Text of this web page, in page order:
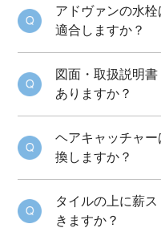
アドヴァンの水
適合しますか？
図面・取扱説明
ありますか？
ヘアキャッチャ
換しますか？
タイルの上に薪
きますか？